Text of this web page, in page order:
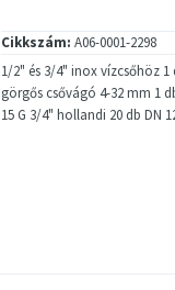
Cikkszám: A06-0001-2298
1/2" és 3/4" inox vízcsőhöz
görgős csővágó 4-32 mm 1
15 G 3/4" hollandi 20 db DN